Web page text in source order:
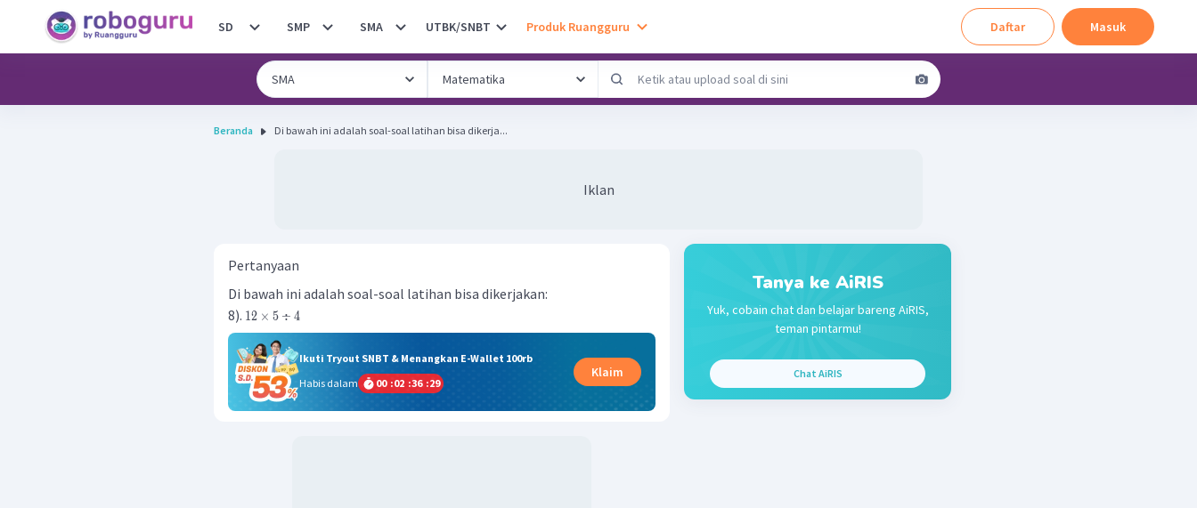
SD SMP SMA UTBK/SNBT Produk Ruangguru Daftar Masuk
Beranda Di bawah ini adalah soal-soal latihan bisa dikerja...
Iklan
Pertanyaan
Di bawah ini adalah soal-soal latihan bisa dikerjakan:
8). 12 × 5 ÷ 4
Ikuti Tryout SNBT & Menangkan E-Wallet 100rb
Habis dalam
00 :02 :36 :28
Klaim
Tanya ke AiRIS
Yuk, cobain chat dan belajar bareng AiRIS,
teman pintarmu!
Chat AiRIS